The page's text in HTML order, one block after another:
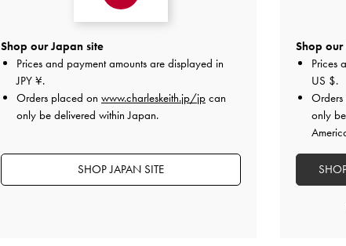
リックア
2025-06-
Shop our Japan site
Prices and payment amounts are displayed in
JPY ¥.
Orders placed on www.charleskeith.jp/jp can
only be delivered within Japan.
SHOP JAPAN SITE
Shop our
Prices
US $.
only